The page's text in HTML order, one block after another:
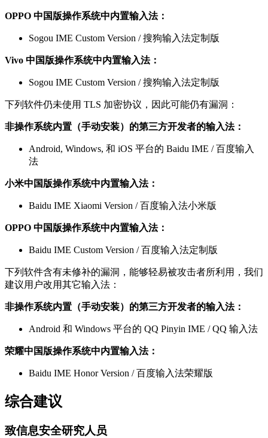
OPPO 中国版操作系统中内置输入法：
Sogou IME Custom Version / 搜狗输入法定制版
Vivo 中国版操作系统中内置输入法：
Sogou IME Custom Version / 搜狗输入法定制版
下列软件仍未使用 TLS 加密协议，因此可能仍有漏洞：
非操作系统内置（手动安装）的第三方开发者的输入法：
Android, Windows, 和 iOS 平台的 Baidu IME / 百度输入
法
小米中国版操作系统中内置输入法：
Baidu IME Xiaomi Version / 百度输入法小米版
OPPO 中国版操作系统中内置输入法：
Baidu IME Custom Version / 百度输入法定制版
下列软件含有未修补的漏洞，能够轻易被攻击者所利用，我们
建议用户改用其它输入法：
非操作系统内置（手动安装）的第三方开发者的输入法：
Android 和 Windows 平台的 QQ Pinyin IME / QQ 输入法
荣耀中国版操作系统中内置输入法：
Baidu IME Honor Version / 百度输入法荣耀版
综合建议
致信息安全研究人员